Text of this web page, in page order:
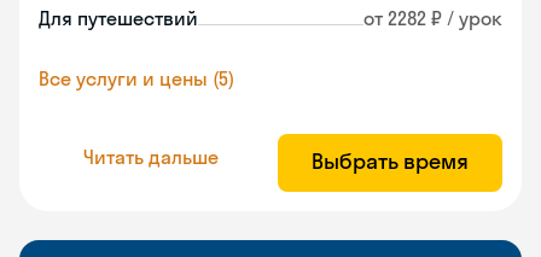
Для путешествий от 2282 ₽ / урок
Все услуги и цены (5)
Читать дальше Выбрать время